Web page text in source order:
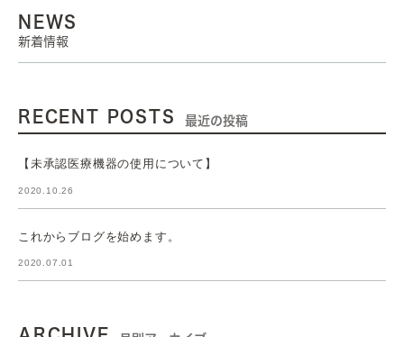
NEWS
新着情報
RECENT POSTS 最近の投稿
【未承認医療機器の使用について】
2020.10.26
これからブログを始めます。
2020.07.01